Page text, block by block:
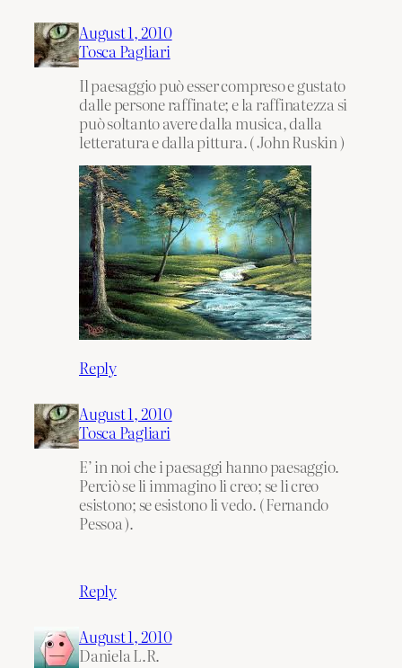
August 1, 2010
Tosca Pagliari
Il paesaggio può esser compreso e gustato
dalle persone raffinate; e la raffinatezza si
può soltanto avere dalla musica, dalla
letteratura e dalla pittura. ( John Ruskin )
Reply
August 1, 2010
Tosca Pagliari
E’ in noi che i paesaggi hanno paesaggio.
Perciò se li immagino li creo; se li creo
esistono; se esistono li vedo. ( Fernando
Pessoa ).
Reply
August 1, 2010
Daniela L.R.